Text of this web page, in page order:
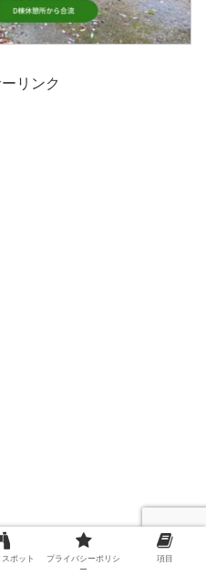
リンク
！整備された遊歩道を
ポット
プライバシーポリシ
ー
項目